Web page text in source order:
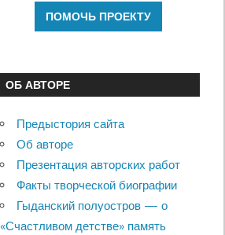
ОБ АВТОРЕ
Предыстория сайта
Об авторе
Презентация авторских работ
Факты творческой биографии
Гыданский полуостров — о
«Счастливом детстве» память